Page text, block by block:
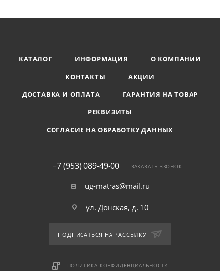
КАТАЛОГ ИНФОРМАЦИЯ
О КОМПАНИИ
КОНТАКТЫ
АКЦИИ
ДОСТАВКА И ОПЛАТА
ГАРАНТИЯ НА ТОВАР
РЕКВИЗИТЫ
СОГЛАСИЕ НА ОБРАБОТКУ ДАННЫХ
+7 (953) 089-49-00 ЗАКАЗАТЬ ЗВОНОК
ug-matras@mail.ru
ул. Донская, д. 10
ПОДПИСАТЬСЯ НА РАССЫЛКУ
ПОЛИТИКА КОНФИДЕНЦИАЛЬНОСТИ